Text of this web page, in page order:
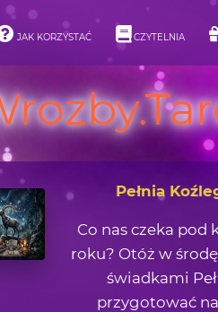
JAK KORZYSTAĆ CZYTELNIA
Pełnia
Co nas czeka pod
roku? Otóż w
świadkami
przygotować